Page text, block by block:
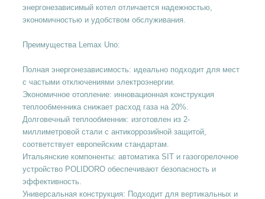
энергонезависимый котел отличается надежностью,
экономичностью и удобством обслуживания.
Преимущества Lemax Uno:
Полная энергонезависимость: идеально подходит для мест
с частыми отключениями электроэнергии.
Экономичное отопление: инновационная конструкция
теплообменника снижает расход газа на 20%.
Долговечный теплообменник: изготовлен из 2-
миллиметровой стали с антикоррозийной защитой,
соответствует европейским стандартам.
Итальянские компоненты: автоматика SIT и газогорелочное
устройство POLIDORO обеспечивают безопасность и
эффективность.
Универсальная конструкция: Подходит для вертикальных и